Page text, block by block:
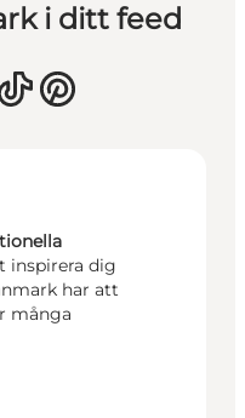
i ditt feed
inspirera dig
har att
många